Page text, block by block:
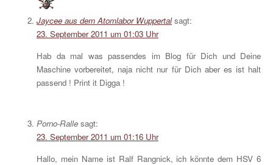
Jaycee aus dem Atomlabor Wuppertal sagt:
23. September 2011 um 01:03 Uhr
Hab da mal was passendes im Blog für Dich und Deine
Maschine vorbereitet, naja nicht nur für Dich aber es ist halt
passend ! Print it Digga !
Porno-Ralle sagt:
23. September 2011 um 01:16 Uhr
Hallo, mein Name ist Ralf Rangnick, ich könnte dem HSV 6